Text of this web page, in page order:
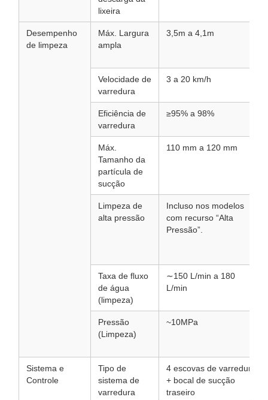
lixeira
Desempenho
de limpeza
Máx. Largura
ampla
3,5m a 4,1m
Velocidade de
varredura
3 a 20 km/h
Eficiência de
varredura
≥95% a 98%
Máx.
Tamanho da
partícula de
sucção
110 mm a 120 mm
Limpeza de
alta pressão
Incluso nos modelos
com recurso “Alta
Pressão”.
Taxa de fluxo
de água
(limpeza)
∼150 L/min a 180
L/min
Pressão
(Limpeza)
~10MPa
Sistema e
Controle
Tipo de
sistema de
varredura
4 escovas de varredura
+ bocal de sucção
traseiro